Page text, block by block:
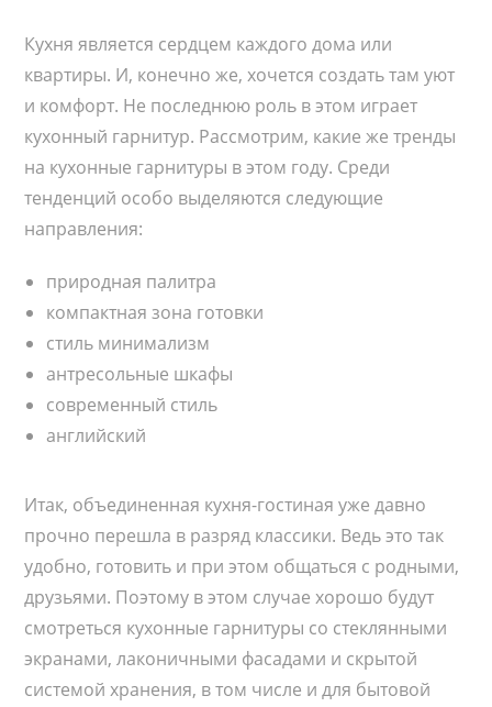
и
с
ь
п
б
и
о
а
:
р
и
к
п
с
Кухня является сердцем каждого дома или
квартиры. И, конечно же, хочется создать там уют
и комфорт. Не последнюю роль в этом играет
кухонный гарнитур. Рассмотрим, какие же тренды
на кухонные гарнитуры в этом году. Среди
тенденций особо выделяются следующие
направления:
природная палитра
компактная зона готовки
стиль минимализм
антресольные шкафы
современный стиль
английский
Итак, объединенная кухня-гостиная уже давно
прочно перешла в разряд классики. Ведь это так
удобно, готовить и при этом общаться с родными,
друзьями. Поэтому в этом случае хорошо будут
смотреться кухонные гарнитуры со стеклянными
экранами, лаконичными фасадами и скрытой
системой хранения, в том числе и для бытовой